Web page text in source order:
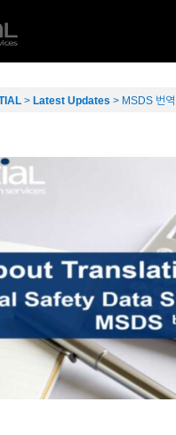
> Latest Updates > MSDS 번역